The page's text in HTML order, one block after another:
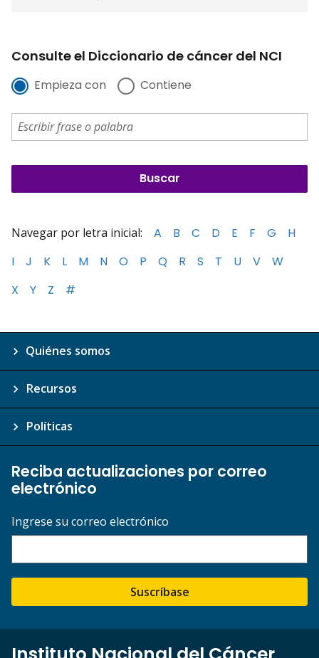
Consulte el Diccionario de cáncer del NCI
Empieza con Contiene
Navegar por letra inicial: A B C D E F G
H
I
J K L M N O P Q R S T U V
W
X
Y Z #
Quiénes somos
Recursos
Políticas
Reciba actualizaciones por correo
electrónico
Ingrese su correo electrónico
Suscríbase